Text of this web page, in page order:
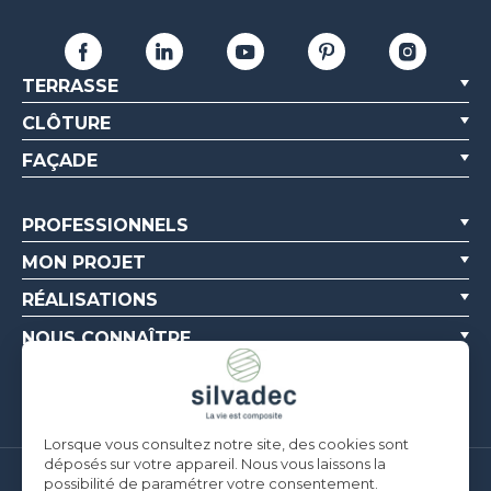
TERRASSE
CLÔTURE
FAÇADE
PROFESSIONNELS
MON PROJET
RÉALISATIONS
NOUS CONNAÎTRE
Lorsque vous consultez notre site, des cookies sont
déposés sur votre appareil. Nous vous laissons la
possibilité de paramétrer votre consentement.